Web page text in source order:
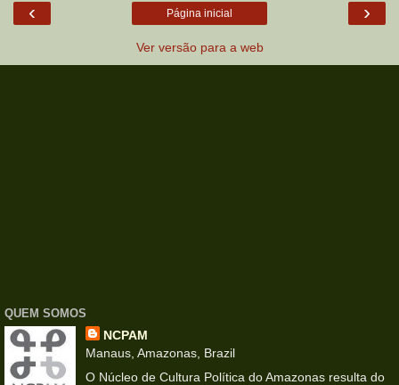
‹ ›
Página inicial
Ver versão para a web
QUEM SOMOS
NCPAM
Manaus, Amazonas, Brazil
O Núcleo de Cultura Política do Amazonas resulta do